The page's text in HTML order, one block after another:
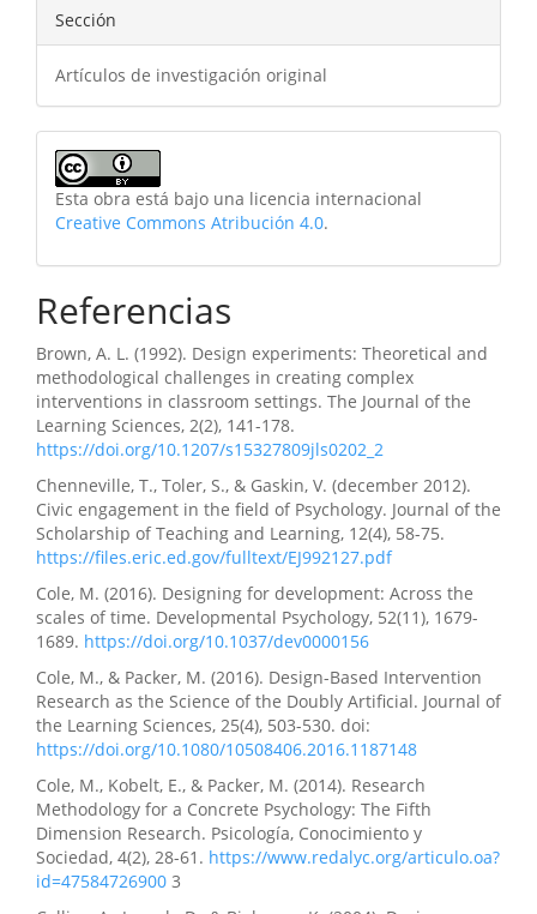
Sección
Artículos de investigación original
Esta obra está bajo una licencia internacional
Creative Commons Atribución 4.0.
Referencias
Brown, A. L. (1992). Design experiments: Theoretical and
methodological challenges in creating complex
interventions in classroom settings. The Journal of the
Learning Sciences, 2(2), 141-178.
https://doi.org/10.1207/s15327809jls0202_2
Chenneville, T., Toler, S., & Gaskin, V. (december 2012).
Civic engagement in the field of Psychology. Journal of the
Scholarship of Teaching and Learning, 12(4), 58-75.
https://files.eric.ed.gov/fulltext/EJ992127.pdf
Cole, M. (2016). Designing for development: Across the
scales of time. Developmental Psychology, 52(11), 1679-
1689. https://doi.org/10.1037/dev0000156
Cole, M., & Packer, M. (2016). Design-Based Intervention
Research as the Science of the Doubly Artificial. Journal of
the Learning Sciences, 25(4), 503-530. doi:
https://doi.org/10.1080/10508406.2016.1187148
Cole, M., Kobelt, E., & Packer, M. (2014). Research
Methodology for a Concrete Psychology: The Fifth
Dimension Research. Psicología, Conocimiento y
Sociedad, 4(2), 28-61. https://www.redalyc.org/articulo.oa?
id=47584726900 3